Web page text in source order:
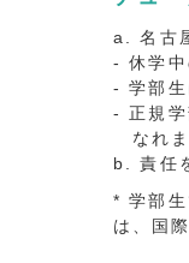
a. 名古
- 休学中
- 学部生
- 正規学
なれま
b. 責任
* 学部
は、国